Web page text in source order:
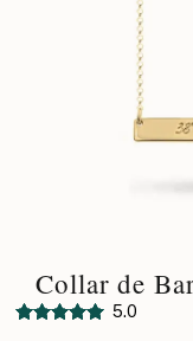
Collar de
5.0